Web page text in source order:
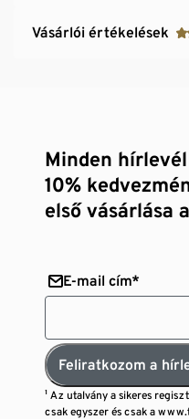
Vásárlói értékelések
Minden
10%
első vásárlása
E-mail cím*
Feliratkozom a
¹ Az utalvány a sikeres
csak egyszer és csak a